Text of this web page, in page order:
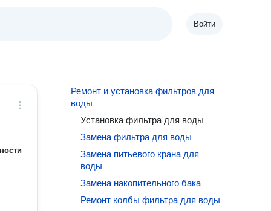
Войти
Ремонт и установка фильтров для
воды
Установка фильтра для воды
Замена фильтра для воды
Замена питьевого крана для
воды
Замена накопительного бака
Ремонт колбы фильтра для воды